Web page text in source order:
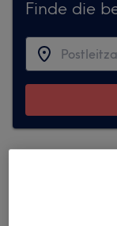
Finde die